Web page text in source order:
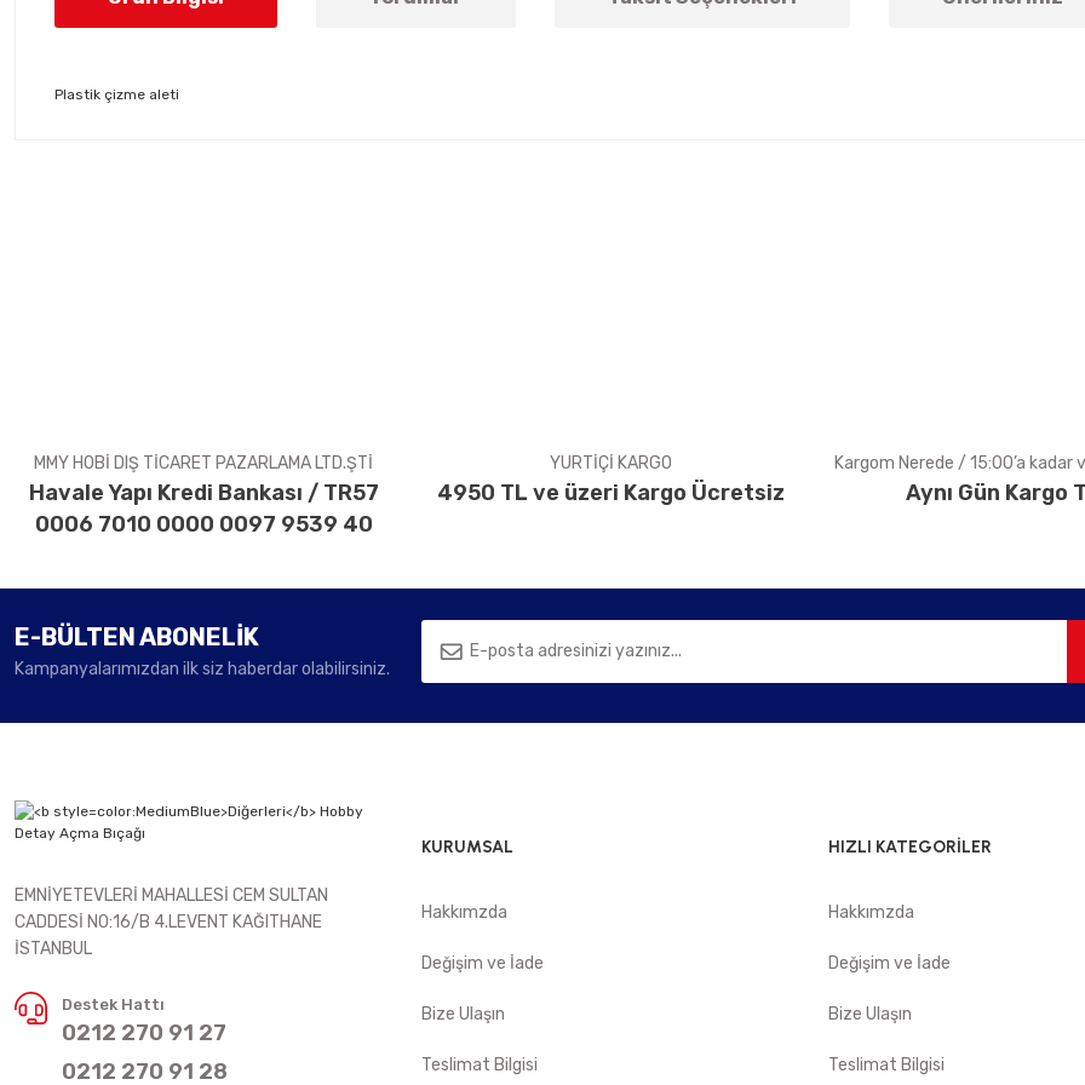
Plastik çizme aleti
MMY HOBİ DIŞ TİCARET PAZARLAMA LTD.ŞTİ
Havale Yapı Kredi Bankası / TR57
0006 7010 0000 0097 9539 40
YURTİÇİ KARGO
4950 TL ve üzeri Kargo Ücretsiz
Kargom Nerede / 15:00’a kadar
Aynı Gün Kargo
E-BÜLTEN ABONELİK
Kampanyalarımızdan ilk siz haberdar olabilirsiniz.
EMNİYETEVLERİ MAHALLESİ CEM SULTAN
CADDESİ NO:16/B 4.LEVENT KAĞITHANE
İSTANBUL
Destek Hattı
0212 270 91 27
0212 270 91 28
KURUMSAL
Hakkımzda
Değişim ve İade
Bize Ulaşın
Teslimat Bilgisi
HIZLI KATEGORİLER
Hakkımzda
Değişim ve İade
Bize Ulaşın
Teslimat Bilgisi